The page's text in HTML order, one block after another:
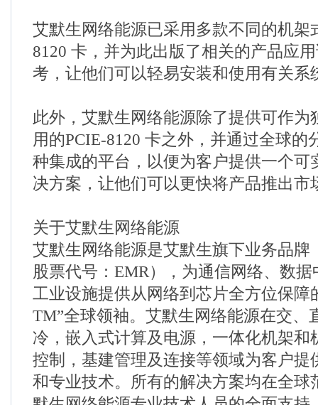
艾默生网络能源已采用多款不同的机架
8120 卡，并为此出版了相关的产品应
考，让他们可以轻易安装和使用有关系
此外，艾默生网络能源除了提供可作为
用的PCIE-8120 卡之外，并通过全球的
种集成的平台，以便为客户提供一个可
决方案，让他们可以更快将产品推出市
关于艾默生网络能源
艾默生网络能源是艾默生旗下业务品牌
股票代号：EMR），为通信网络、数
工业设施提供从网络到芯片全方位保障
TM”全球领袖。艾默生网络能源在交、
冷，嵌入式计算及电源，一体化机架和
控制，基建管理及连接等领域为客户提
和专业技术。所有的解决方案均在全球